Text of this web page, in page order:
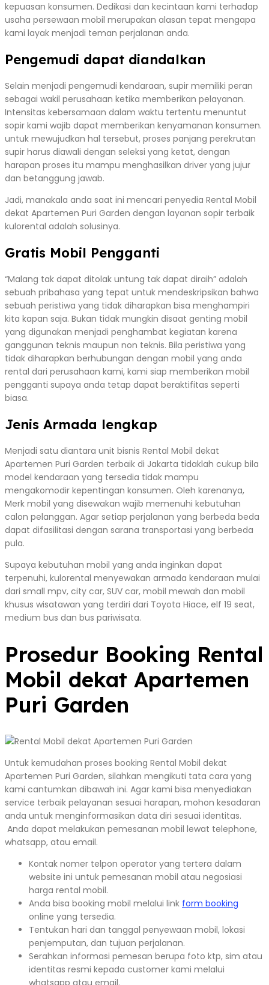
kepuasan konsumen. Dedikasi dan kecintaan kami terhadap
usaha persewaan mobil merupakan alasan tepat mengapa
kami layak menjadi teman perjalanan anda.
Pengemudi dapat diandalkan
Selain menjadi pengemudi kendaraan, supir memiliki peran
sebagai wakil perusahaan ketika memberikan pelayanan.
Intensitas kebersamaan dalam waktu tertentu menuntut
sopir kami wajib dapat memberikan kenyamanan konsumen.
untuk mewujudkan hal tersebut, proses panjang perekrutan
supir harus diawali dengan seleksi yang ketat, dengan
harapan proses itu mampu menghasilkan driver yang jujur
dan betanggung jawab.
Jadi, manakala anda saat ini mencari penyedia Rental Mobil
dekat Apartemen Puri Garden dengan layanan sopir terbaik
kulorental adalah solusinya.
Gratis Mobil Pengganti
“Malang tak dapat ditolak untung tak dapat diraih” adalah
sebuah pribahasa yang tepat untuk mendeskripsikan bahwa
sebuah peristiwa yang tidak diharapkan bisa menghampiri
kita kapan saja. Bukan tidak mungkin disaat genting mobil
yang digunakan menjadi penghambat kegiatan karena
ganggunan teknis maupun non teknis. Bila peristiwa yang
tidak diharapkan berhubungan dengan mobil yang anda
rental dari perusahaan kami, kami siap memberikan mobil
pengganti supaya anda tetap dapat beraktifitas seperti
biasa.
Jenis Armada lengkap
Menjadi satu diantara unit bisnis Rental Mobil dekat
Apartemen Puri Garden terbaik di Jakarta tidaklah cukup bila
model kendaraan yang tersedia tidak mampu
mengakomodir kepentingan konsumen. Oleh karenanya,
Merk mobil yang disewakan wajib memenuhi kebutuhan
calon pelanggan. Agar setiap perjalanan yang berbeda beda
dapat difasilitasi dengan sarana transportasi yang berbeda
pula.
Supaya kebutuhan mobil yang anda inginkan dapat
terpenuhi, kulorental menyewakan armada kendaraan mulai
dari small mpv, city car, SUV car, mobil mewah dan mobil
khusus wisatawan yang terdiri dari Toyota Hiace, elf 19 seat,
medium bus dan bus pariwisata.
Prosedur Booking Rental
Mobil dekat Apartemen
Puri Garden
Untuk kemudahan proses booking Rental Mobil dekat
Apartemen Puri Garden, silahkan mengikuti tata cara yang
kami cantumkan dibawah ini. Agar kami bisa menyediakan
service terbaik pelayanan sesuai harapan, mohon kesadaran
anda untuk menginformasikan data diri sesuai identitas.
Anda dapat melakukan pemesanan mobil lewat telephone,
whatsapp, atau email.
Kontak nomer telpon operator yang tertera dalam
website ini untuk pemesanan mobil atau negosiasi
harga rental mobil.
Anda bisa booking mobil melalui link form booking
online yang tersedia.
Tentukan hari dan tanggal penyewaan mobil, lokasi
penjemputan, dan tujuan perjalanan.
Serahkan informasi pemesan berupa foto ktp, sim atau
identitas resmi kepada customer kami melalui